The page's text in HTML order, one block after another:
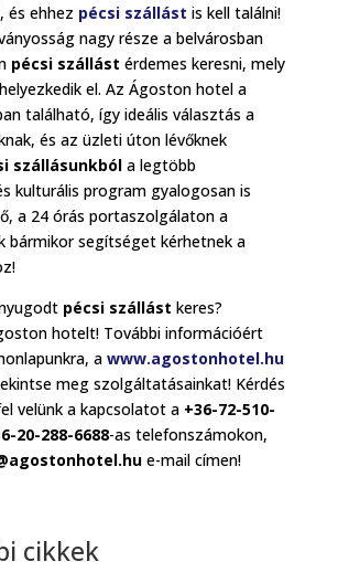
és ehhez pécsi szállást is kell találni!
nagy része a belvárosban
pécsi szállást érdemes keresni, mely
el. Az Ágoston hotel a
található, így ideális választás a
és az üzleti úton lévőknek
szállásunkbóla legtöbb
kulturális program gyalogosan is
a 24 órás portaszolgálaton a
bármikor segítséget kérhetnek a
pécsi szállást keres?
hotelt! További információért
a www.agostonhotel.hu
meg szolgáltatásainkat! Kérdés
velünk a kapcsolatot a +36-72-510-
20-288-6688-as telefonszámokon,
e-mail címen!
cikkek